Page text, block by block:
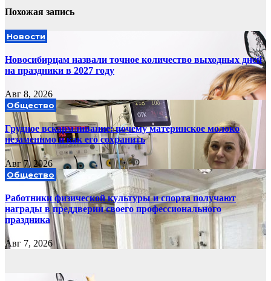
Похожая запись
Новости
Новосибирцам назвали точное количество выходных дней
на праздники в 2027 году
Авг 8, 2026
Общество
Грудное вскармливание: почему материнское молоко
незаменимо и как его сохранить
Авг 7, 2026
Общество
Работники физической культуры и спорта получают
награды в преддверии своего профессионального
праздника
Авг 7, 2026